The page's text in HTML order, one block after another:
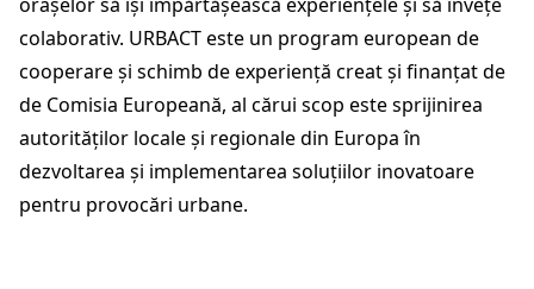
colaborativ. URBACT este un program european de
cooperare și schimb de experiență creat și finanțat de
de Comisia Europeană, al cărui scop este sprijinirea
autorităților locale și regionale din Europa în
dezvoltarea și implementarea soluțiilor inovatoare
pentru provocări urbane.